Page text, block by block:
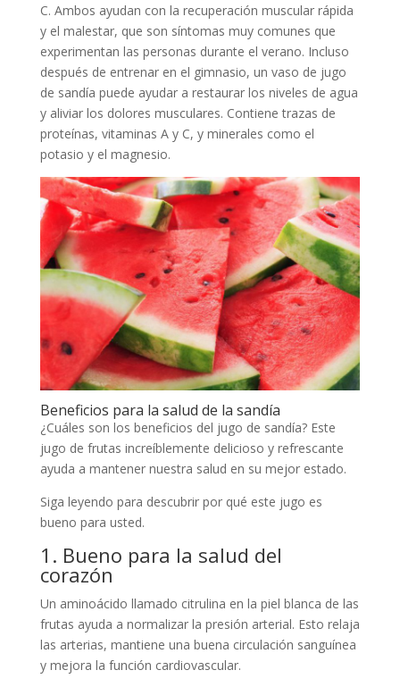
C. Ambos ayudan con la recuperación muscular rápida
y el malestar, que son síntomas muy comunes que
experimentan las personas durante el verano. Incluso
después de entrenar en el gimnasio, un vaso de jugo
de sandía puede ayudar a restaurar los niveles de agua
y aliviar los dolores musculares. Contiene trazas de
proteínas, vitaminas A y C, y minerales como el
potasio y el magnesio.
Beneficios para la salud de la sandía
¿Cuáles son los beneficios del jugo de sandía? Este
jugo de frutas increíblemente delicioso y refrescante
ayuda a mantener nuestra salud en su mejor estado.
Siga leyendo para descubrir por qué este jugo es
bueno para usted.
1. Bueno para la salud del
corazón
Un aminoácido llamado citrulina en la piel blanca de las
frutas ayuda a normalizar la presión arterial. Esto relaja
las arterias, mantiene una buena circulación sanguínea
y mejora la función cardiovascular.